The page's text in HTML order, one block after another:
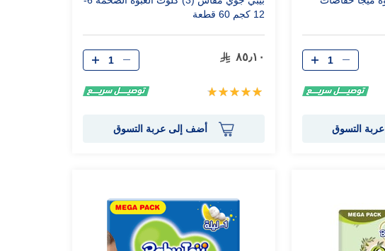
الكمية
التسوق
12 كجم 60 قطعة
٨٥٫١٠
تقييم:
الكمية
أضف إلى عربة التسوق